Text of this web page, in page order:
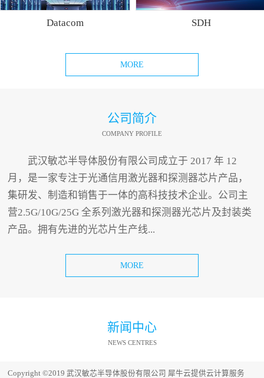
Datacom SDH
MORE
公司简介
COMPANY PROFILE
武汉敏芯半导体股份有限公司成立于 2017 年 12
月，是一家专注于光通信用激光器和探测器芯片产品，
集研发、制造和销售于一体的高科技技术企业。公司主
营2.5G/10G/25G 全系列激光器和探测器光芯片及封装类
产品。拥有先进的光芯片生产线...
MORE
新闻中心
NEWS CENTRES
Copyright ©2019 武汉敏芯半导体股份有限公司 犀牛云提供云计算服务